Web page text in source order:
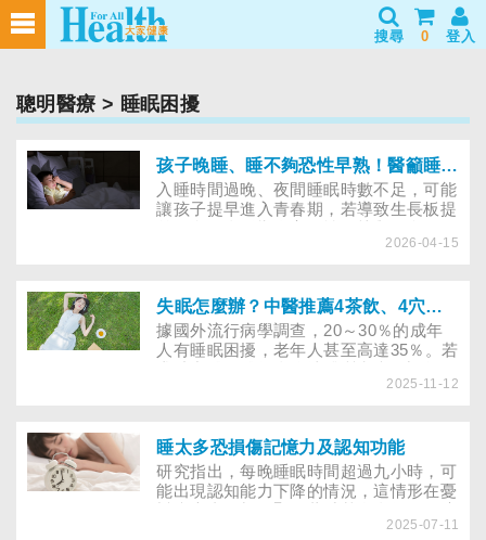
搜尋 0 登入
聰明醫療 > 睡眠困擾
孩子晚睡、睡不夠恐性早熟！醫籲睡眠與運動是長高關鍵
入睡時間過晚、夜間睡眠時數不足，可能
讓孩子提早進入青春期，若導致生長板提
食與運動密切相關，家長若能從日常生活
2026-04-15
失眠怎麼辦？中醫推薦4茶飲、4穴位助好眠
據國外流行病學調查，20～30％的成年
人有睡眠困擾，老年人甚至高達35％。若
改善失眠。假如煩惱過多而難以入眠，不
2025-11-12
睡太多恐損傷記憶力及認知功能
研究指出，每晚睡眠時間超過九小時，可
能出現認知能力下降的情況，這情形在憂
量睡眠才能有效守護大腦健康。2025-07-11